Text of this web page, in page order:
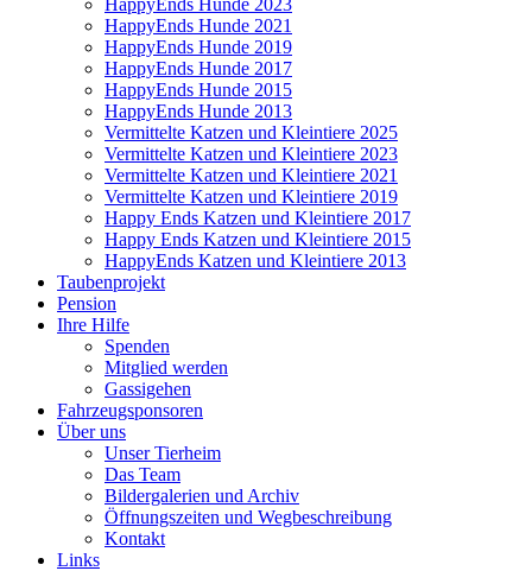
HappyEnds Hunde 2023
HappyEnds Hunde 2021
HappyEnds Hunde 2019
HappyEnds Hunde 2017
HappyEnds Hunde 2015
HappyEnds Hunde 2013
Vermittelte Katzen und Kleintiere 2025
Vermittelte Katzen und Kleintiere 2023
Vermittelte Katzen und Kleintiere 2021
Vermittelte Katzen und Kleintiere 2019
Happy Ends Katzen und Kleintiere 2017
Happy Ends Katzen und Kleintiere 2015
HappyEnds Katzen und Kleintiere 2013
Taubenprojekt
Pension
Ihre Hilfe
Spenden
Mitglied werden
Gassigehen
Fahrzeugsponsoren
Über uns
Unser Tierheim
Das Team
Bildergalerien und Archiv
Öffnungszeiten und Wegbeschreibung
Kontakt
Links